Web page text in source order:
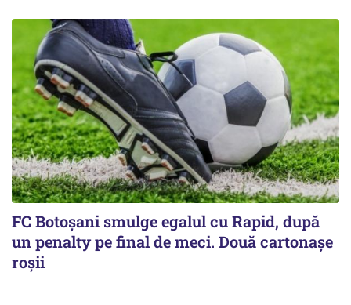
FC Botoşani smulge egalul cu Rapid, după
un penalty pe final de meci. Două cartonaşe
roşii